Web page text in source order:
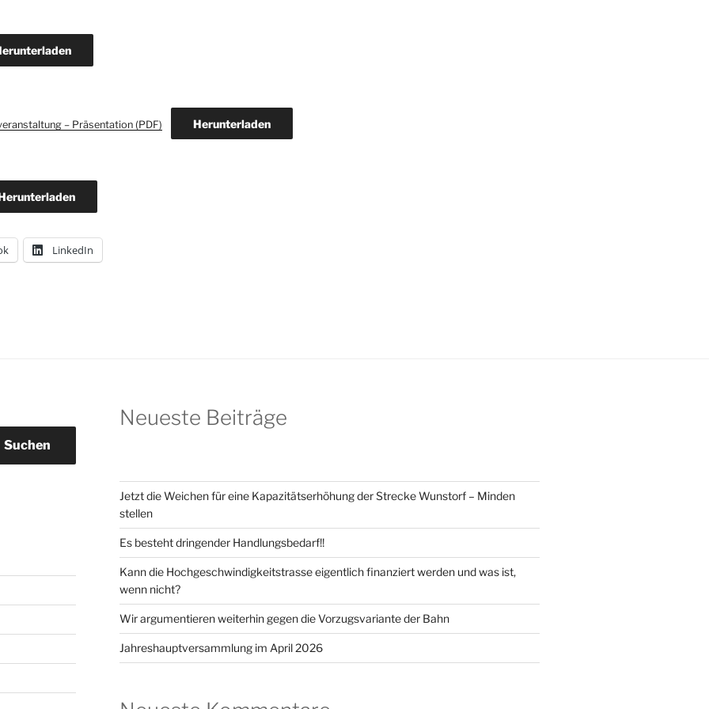
– Präsentation (PDF) Herunterladen
LinkedIn
Suchen
Neueste Beiträge
Jetzt die Weichen für eine Kapazitätserhöhung der Strecke Wunstorf – Minden
stellen
Es besteht dringender Handlungsbedarf!!
Kann die Hochgeschwindigkeitstrasse eigentlich finanziert werden und was ist,
wenn nicht?
Wir argumentieren weiterhin gegen die Vorzugsvariante der Bahn
Jahreshauptversammlung im April 2026